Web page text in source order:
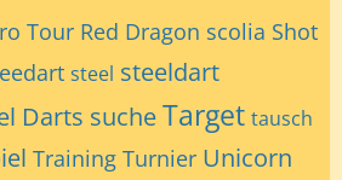
Tour Red Dragon scolia Shot
steel steeldart
Darts sucheTarget tausch
Training Turnier Unicorn